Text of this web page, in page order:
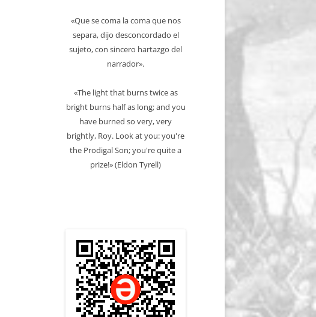
«Que se coma la coma que nos
separa, dijo desconcordado el
sujeto, con sincero hartazgo del
narrador».
«The light that burns twice as
bright burns half as long; and you
have burned so very, very
brightly, Roy. Look at you: you're
the Prodigal Son; you're quite a
prize!» (Eldon Tyrell)